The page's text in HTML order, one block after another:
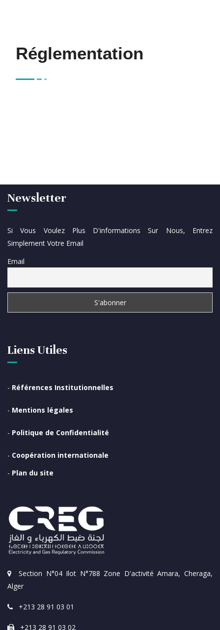
Réglementation
Section N°04 Ilot N°788 Zone D'activité Amara, Cheraga,
Alger
+213 28 91 03 01
+213 28 91 03 02
Liens Utiles
- Références Institutionnelles
- Mentions légales
- Politique de Confidentialité
- Coopération internationale
- Plan du site
Newsletter
Si Vous Voulez Plus D'informations Sur Nous, Entrez
Simplement Votre Email
Email